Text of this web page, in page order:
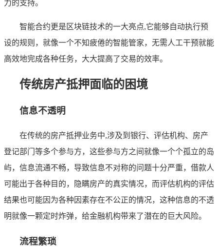
力的支持。
智能合约更是区块链技术的一大亮点,它能够自动执行预
设的规则，就像一个不知疲倦的智能管家，无需人工干预就能
高效地完成各种任务，大大提高了交易的效率。
传统房产抵押面临的困境
信息不透明
在传统的房产抵押业务中,涉及到银行、评估机构、房产
登记部门等多个参与方，这些参与方之间就像一个个孤立的岛
屿，信息流通不畅，导致信息不对称的问题十分严重，借款人
可能出于各种目的，隐瞒房产的真实情况，而评估机构的评估
结果也可能因为各种因素存在不公正的情况，这种信息的不透
明就像一颗定时炸弹，给金融机构带来了潜在的巨大风险。
流程繁琐